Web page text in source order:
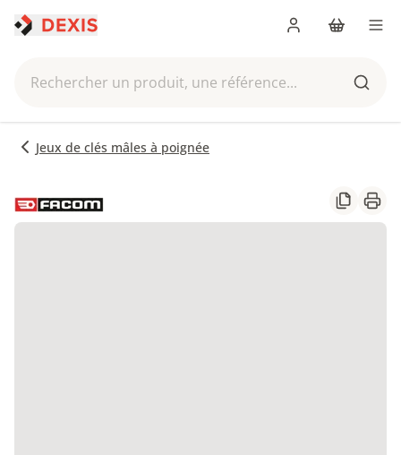
Rechercher un produit, une référence...
Panier
Jeux de clés mâles à poignée
Partager